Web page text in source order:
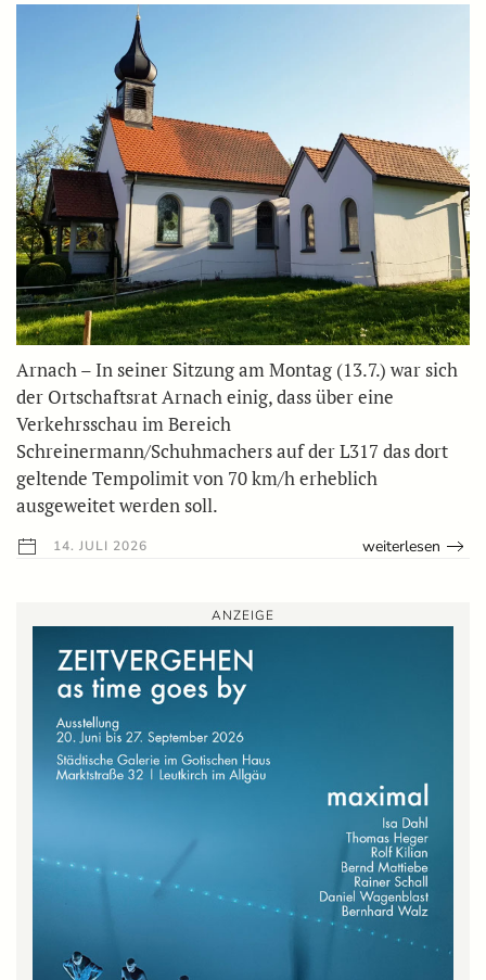
Arnach – In seiner Sitzung am Montag (13.7.) war sich
der Ortschaftsrat Arnach einig, dass über eine
Verkehrsschau im Bereich
Schreinermann/Schuhmachers auf der L317 das dort
geltende Tempolimit von 70 km/h erheblich
ausgeweitet werden soll.
14. JULI 2026 weiterlesen
ANZEIGE